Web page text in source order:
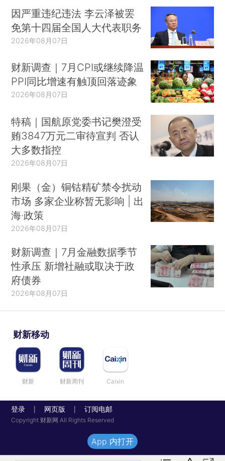
因严重违纪违法 李云泽被罢
免第十四届全国人大代表职务
2026年08月07日
财新调查｜7月CPI或继续降温
PPI同比增速有触顶回落迹象
2026年08月07日
特稿｜国航原党委书记樊澄受
贿3847万元二审待宣判 否认
大多数指控
2026年08月07日
刚果（金）铜钴精矿禁令扰动
市场 多家企业称暂无影响 | 出
海·政策
2026年08月07日
财新调查｜7月金融数据季节
性承压 新增社融或取决于政
府债券
2026年08月07日
财新移动
财新 财新周刊 Caixin
登录 网页版 订阅电邮
Copyright 财新网 All Rights Reserved
App 内打开